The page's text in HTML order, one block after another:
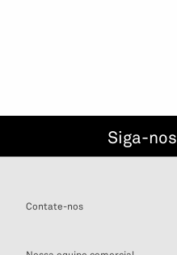
Siga-nos
Contate-nos